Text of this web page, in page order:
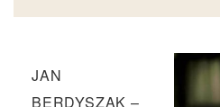
JAN
BERDYSZAK –